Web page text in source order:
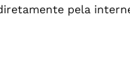
pela